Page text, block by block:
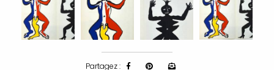
Partagez :